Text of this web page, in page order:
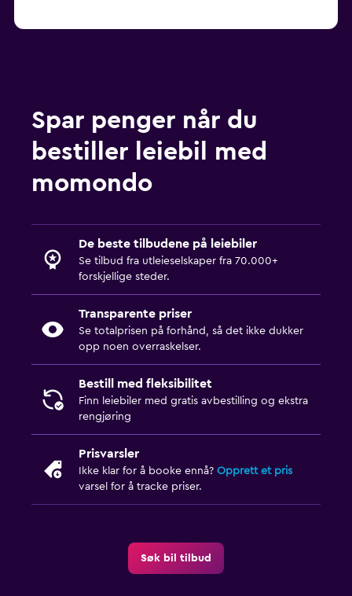
Spar penger når du
bestiller leiebil med
momondo
De beste tilbudene på leiebiler
Se tilbud fra utleieselskaper fra 70.000+
forskjellige steder.
Transparente priser
Se totalprisen på forhånd, så det ikke dukker
opp noen overraskelser.
Bestill med fleksibilitet
Finn leiebiler med gratis avbestilling og ekstra
rengjøring
Prisvarsler
Ikke klar for å booke ennå? Opprett et pris
varsel for å tracke priser.
Søk bil tilbud